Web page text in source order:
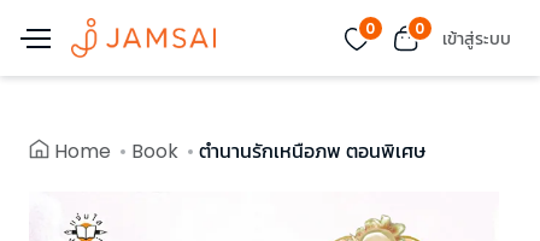
0 0 เข้าสู่ระบบ
Home Book ตำนานรักเหนือภพ ตอนพิเศษ